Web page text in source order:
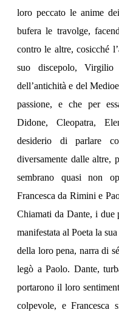
loro peccato le anime
bufera le travolge,
contro le altre, cosicché
suo discepolo,
dell’antichità e del
passione, e che per
Didone, Cleopatra,
desiderio di parlare
diversamente dalle altre,
sembrano quasi non
Francesca da Rimini e
Chiamati da Dante, i due
manifestata al Poeta la
della loro pena, narra di
legò a Paolo. Dante,
portarono il loro
colpevole, e Francesca